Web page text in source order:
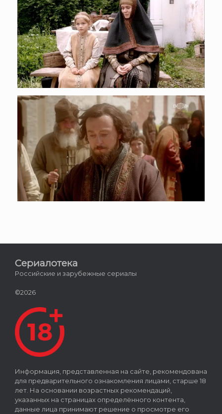
Сериалотека
Российские и зарубежные сериалы
©2026
Информация, представленная на сайте, рекомендована
для предварительного ознакомления лицами, старше 18
лет. На основании возрастных рекомендаций,
указанных на страницах определённого контента,
данные лица принимают решение о просмотре его